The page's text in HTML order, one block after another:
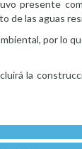
presente
de las aguas
por lo
la